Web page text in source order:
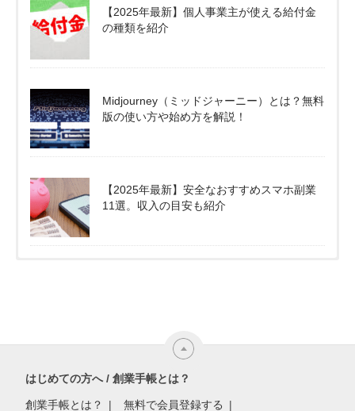
【2025年最新】個人事業主が使える給付金
の種類を紹介
Midjourney（ミッドジャーニー）とは？無料
版の使い方や始め方を解説！
【2025年最新】安全なおすすめスマホ副業
11選。収入の目安も紹介
はじめての方へ / 創業手帳とは？
創業手帳とは？ 無料で会員登録する